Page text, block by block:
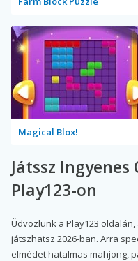
Magical Blox!
Játssz
Play123-on
Üdvözlünk a Play123
játszhatsz 2026-ban. Arra
elmédet hatalmas mahjong,